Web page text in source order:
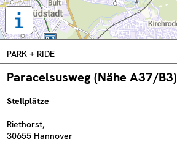
Tastaturbedienung,
Legende
und
weitere
Informationen
anzeigen
PARK + RIDE
Paracelsusweg (Nähe A37/B3)
Stellplätze
Riethorst,
30655 Hannover